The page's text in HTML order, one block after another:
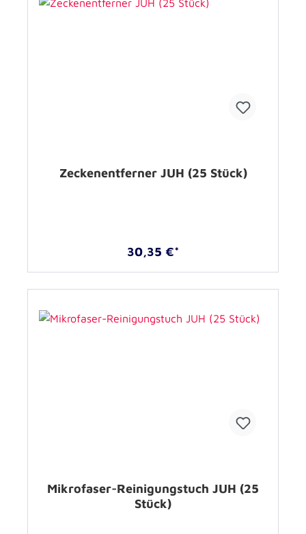
Zeckenentferner JUH (25 Stück)
30,35 €*
Mikrofaser-Reinigungstuch JUH (25
Stück)